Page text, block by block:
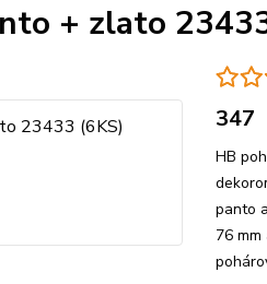
+ zlato
347
HB
panto
76